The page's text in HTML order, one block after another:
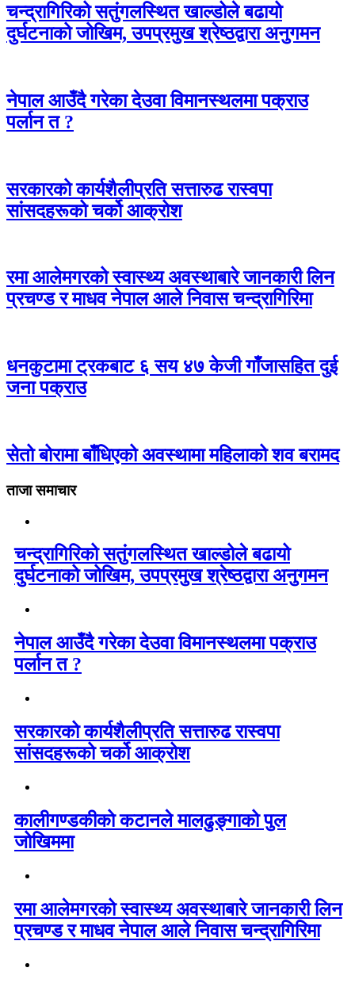
चन्द्रागिरिको सतुंगलस्थित खाल्डोले बढायो
दुर्घटनाको जोखिम, उपप्रमुख श्रेष्ठद्वारा अनुगमन
नेपाल आउँदै गरेका देउवा विमानस्थलमा पक्राउ
पर्लान त ?
सरकारको कार्यशैलीप्रति सत्तारुढ रास्वपा
सांसदहरूको चर्को आक्रोश
रमा आलेमगरको स्वास्थ्य अवस्थाबारे जानकारी लिन
प्रचण्ड र माधव नेपाल आले निवास चन्द्रागिरिमा
धनकुटामा ट्रकबाट ६ सय ४७ केजी गाँजासहित दुई
जना पक्राउ
सेतो बोरामा बाँधिएको अवस्थामा महिलाको शव बरामद
ताजा समाचार
चन्द्रागिरिको सतुंगलस्थित खाल्डोले बढायो
दुर्घटनाको जोखिम, उपप्रमुख श्रेष्ठद्वारा अनुगमन
नेपाल आउँदै गरेका देउवा विमानस्थलमा पक्राउ
पर्लान त ?
सरकारको कार्यशैलीप्रति सत्तारुढ रास्वपा
सांसदहरूको चर्को आक्रोश
कालीगण्डकीको कटानले मालढुङ्गाको पुल
जोखिममा
रमा आलेमगरको स्वास्थ्य अवस्थाबारे जानकारी लिन
प्रचण्ड र माधव नेपाल आले निवास चन्द्रागिरिमा